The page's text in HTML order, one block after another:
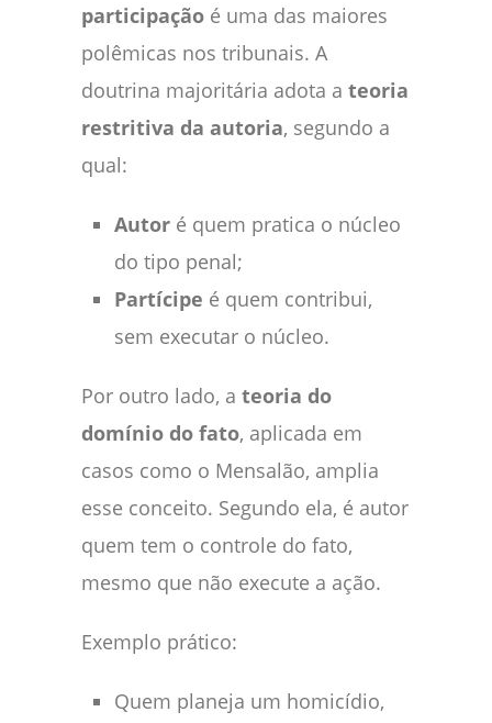
participação é uma das maiores
polêmicas nos tribunais. A
doutrina majoritária adota a teoria
restritiva da autoria, segundo a
qual:
Autor é quem pratica o núcleo
do tipo penal;
Partícipe é quem contribui,
sem executar o núcleo.
Por outro lado, a teoria do
domínio do fato, aplicada em
casos como o Mensalão, amplia
esse conceito. Segundo ela, é autor
quem tem o controle do fato,
mesmo que não execute a ação.
Exemplo prático:
Quem planeja um homicídio,